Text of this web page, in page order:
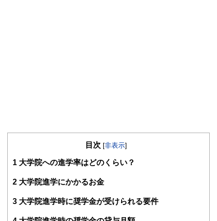
目次 [非表示]
1 大学院への進学率はどのくらい？
2 大学院進学にかかるお金
3 大学院進学時に奨学金が受けられる要件